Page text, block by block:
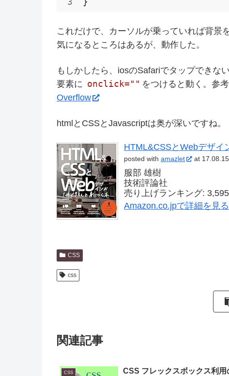
これだけで、カーソルが乗っていれば背景
気になるところはあるが、動作した。
もしかしたら、iosのSafariでタップできな
要素に onclick="" をつけると動く。参
Overflow
htmlとCSSとJavascriptは奥が深いですね。
HTML&CSSとWebデザイ
posted with amazlet at 17.08.15
服部 雄樹
技術評論社
売り上げランキング: 3,595
Amazon.co.jpで詳細を見る
CSS
css
関連記事
CSS
CSS フレックスボックス利用